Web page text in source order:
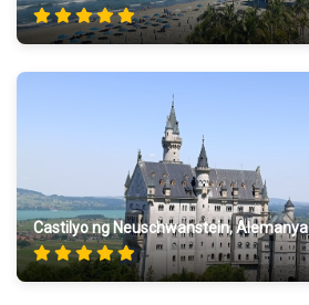
Castilyo ng Neuschwanstein, Alemanya